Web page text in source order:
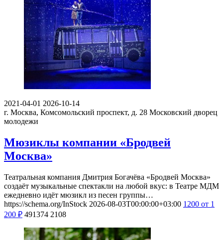
2021-04-01 2026-10-14
г. Москва, Комсомольский проспект, д. 28 Московский дворец
молодежи
Мюзиклы компании «Бродвей
Москва»
Театральная компания Дмитрия Богачёва «Бродвей Москва»
создаёт музыкальные спектакли на любой вкус: в Театре МДМ
ежедневно идёт мюзикл из песен группы…
https://schema.org/InStock 2026-08-03T00:00:00+03:00 1200 от 1
200 ₽ 491374 2108